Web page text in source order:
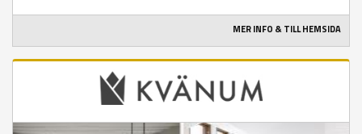
MER INFO & TILL HEMSIDA